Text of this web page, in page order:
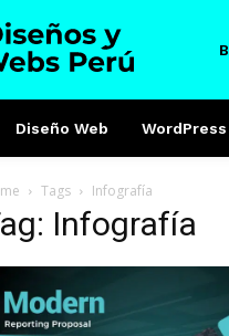
Diseño Web WordPress
Tags Infografía
Infografía